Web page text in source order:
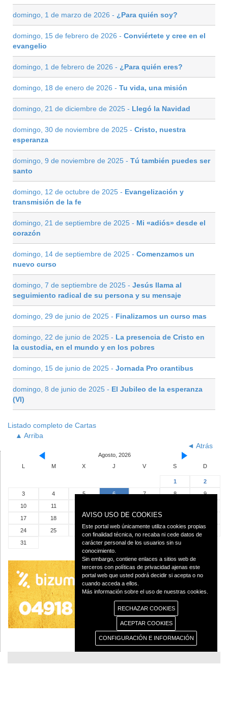
domingo, 1 de marzo de 2026 - ¿Para quién soy?
domingo, 15 de febrero de 2026 - Conviértete y cree en el
evangelio
domingo, 1 de febrero de 2026 - ¿Para quién eres?
domingo, 18 de enero de 2026 - Tu vida, una misión
domingo, 21 de diciembre de 2025 - Llegó la Navidad
domingo, 30 de noviembre de 2025 - Cristo, nuestra
esperanza
domingo, 9 de noviembre de 2025 - Tú también puedes ser
santo
domingo, 12 de octubre de 2025 - Evangelización y
transmisión de la fe
domingo, 21 de septiembre de 2025 - Mi «adiós» desde el
corazón
domingo, 14 de septiembre de 2025 - Comenzamos un
nuevo curso
domingo, 7 de septiembre de 2025 - Jesús llama al
seguimiento radical de su persona y su mensaje
domingo, 29 de junio de 2025 - Finalizamos un curso mas
domingo, 22 de junio de 2025 - La presencia de Cristo en
la custodia, en el mundo y en los pobres
domingo, 15 de junio de 2025 - Jornada Pro orantibus
domingo, 8 de junio de 2025 - El Jubileo de la esperanza
(VI)
Listado completo de Cartas
▲ Arriba
◄ Atrás
Agosto, 2026
L
M X J V S D
1
2
3
4 5 6 7 8
9
10
11
17
18 19 20 21
24
25 26 27 28 29
30
31
AVISO USO DE COOKIES
Este portal web únicamente utiliza cookies propias
con finalidad técnica, no recaba ni cede datos de
carácter personal de los usuarios sin su
conocimiento.
Sin embargo, contiene enlaces a sitios web de
terceros con políticas de privacidad ajenas este
portal web que usted podrá decidir si acepta o no
cuando acceda a ellos.
Más información sobre el uso de nuestras cookies.
RECHAZAR COOKIES
ACEPTAR COOKIES
CONFIGURACIÓN E INFORMACIÓN